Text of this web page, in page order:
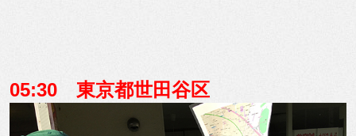
05:30 東京都世田谷区